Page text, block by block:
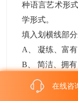
种语言艺术形
学形式。
填入划横线部
A
、凝练、富有
B、简洁、拥有
、简练、具有
、明了、具备
在线咨